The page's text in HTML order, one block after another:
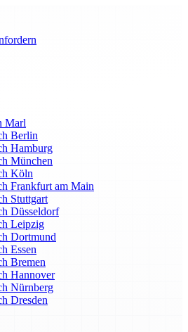
Marl
Berlin
Hamburg
München
Köln
Frankfurt am Main
Stuttgart
Düsseldorf
Leipzig
Dortmund
Essen
Bremen
Hannover
Nürnberg
Dresden